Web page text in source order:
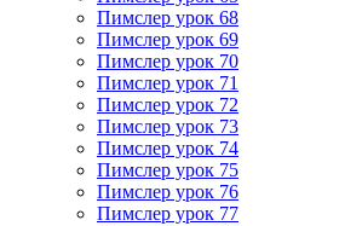
Пимслер урок 68
Пимслер урок 69
Пимслер урок 70
Пимслер урок 71
Пимслер урок 72
Пимслер урок 73
Пимслер урок 74
Пимслер урок 75
Пимслер урок 76
Пимслер урок 77